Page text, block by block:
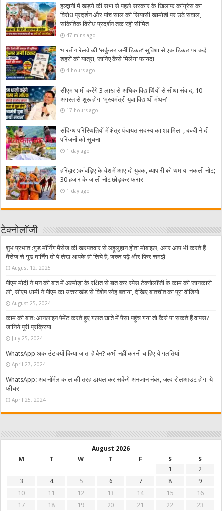
हल्द्वानी में खड़गे की सभा से पहले सरकार के खिलाफ कांग्रेस का
विरोध प्रदर्शन और पांच साल की सियासी खामोशी पर उठे सवाल,
सांकेतिक विरोध प्रदर्शन तक रही सीमित
47 mins ago
भारतीय रेलवे की ‘सर्कुलर जर्नी टिकट’ सुविधा से एक टिकट पर कई
शहरों की यात्रा, जानिए कैसे मिलेगा फायदा
4 hours ago
सीएम धामी करेंगे 3 लाख से अधिक विद्यार्थियों से सीधा संवाद, 10
अगस्त से शुरू होगा ‘मुख्यमंत्री युवा विद्यार्थी मंथन’
17 hours ago
संदिग्ध परिस्थितियों में क्षेत्र पंचायत सदस्य का शव मिला , बच्ची ने दी
परिजनों को सूचना
1 day ago
हरिद्वार :कांवड़िए के वेश में आए दो युवक, व्यापारी को थमाया नकली नोट;
30 हजार के जाली नोट छोड़कर फरार
1 day ago
टेक्नोलॉजी
शुभ प्रभात :गुड मॉर्निंग मैसेज की खरपतवार से लहूलुहान होता मोबाइल, अगर आप भी करते हैं
मैसेज से गुड मार्निंग तो ये लेख आपके ही लिये है, जरूर पढ़ें और फिर समझें
August 12, 2025
पीएम मोदी ने मन की बात में अल्मोड़ा के रक्षित से बात कर स्पेस टेक्नोलॉजी के काम की जानकारी
ली, सीएम धामी ने पीएम का उत्तराखंड से विशेष स्नेह बताया, देखिए बातचीत का पूरा वीडियो
August 25, 2024
काम की बात: आनलाइन पेमेंट करते हुए गलत खाते में पैसा पहुंच गया तो कैसे पा सकते हैं वापस?
जानिये पूरी प्रक्रिया
July 25, 2024
WhatsApp अकाउंट क्यों किया जाता है बैन? कभी नहीं करनी चाहिए ये गलतियां
April 27, 2024
WhatsApp: अब नॉर्मल काल की तरह डायल कर सकेंगे अनजान नंबर, जल्द रोलआउट होगा ये
फीचर
April 25, 2024
August 2026
M
T W T F S
S
1
2
3
4 5 6 7 8
9
10
11 12 13 14 15
16
17
18 19 20 21 22 23